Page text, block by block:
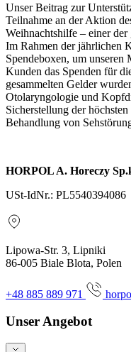
Unser Beitrag zur
Teilnahme an der Aktion
Weihnachtshilfe – einer
Im Rahmen der jährlichen
Spendeboxen, um unseren
Kunden das Spenden für
gesammelten Gelder
Otolaryngologie und
Sicherstellung der
Behandlung von
HORPOL A. Horeczy
USt-IdNr.: PL5540394086
Lipowa-Str. 3, Lipniki
86-005 Biale Blota, Polen
+48 885 889 971
Unser Angebot